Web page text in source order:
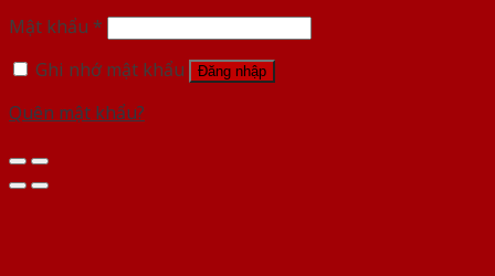
Mật khẩu *
Ghi nhớ mật khẩu
Đăng nhập
Quên mật khẩu?